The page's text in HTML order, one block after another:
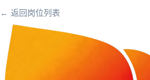
← 返回岗位列表